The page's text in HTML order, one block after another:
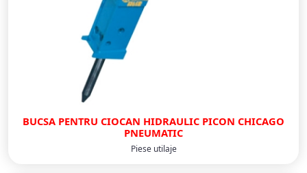
BUCSA PENTRU CIOCAN HIDRAULIC PICON CHICAGO
PNEUMATIC
Piese utilaje